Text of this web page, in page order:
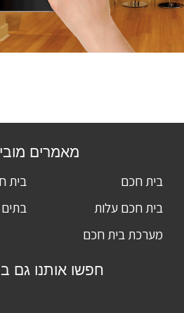
מאמרים
בית חכם
בית
בית חכם עלות
מערכת בית חכם
חפשו אותנו גם